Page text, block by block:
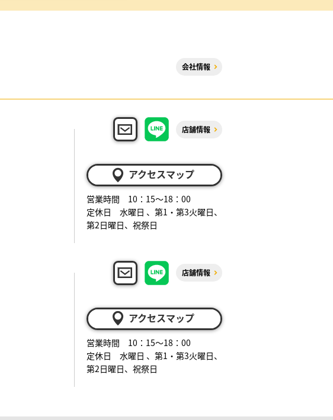
会社情報
店舗情報
アクセスマップ
営業時間 10：15～18：00
定休日 水曜日 、第1・第3火曜日、
第2日曜日、祝祭日
店舗情報
アクセスマップ
営業時間 10：15～18：00
定休日 水曜日 、第1・第3火曜日、
第2日曜日、祝祭日